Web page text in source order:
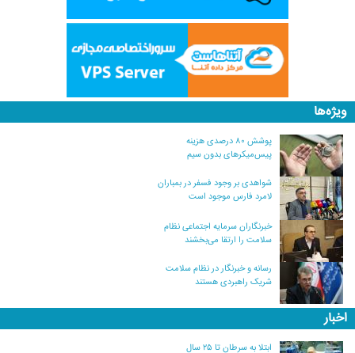
ویژه‌ها
پوشش ۸۰ درصدی هزینه
پیس‌میکرهای بدون سیم
شواهدی بر وجود فسفر در بمباران
لامرد فارس موجود است
خبرنگاران سرمایه اجتماعی نظام
سلامت را ارتقا می‌بخشند
رسانه و خبرنگار در نظام سلامت
شریک راهبردی هستند
اخبار
ابتلا به سرطان تا ۲۵ سال